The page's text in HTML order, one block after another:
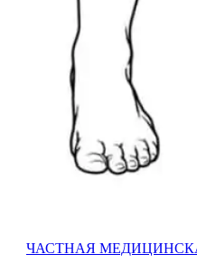
ЧАСТНАЯ